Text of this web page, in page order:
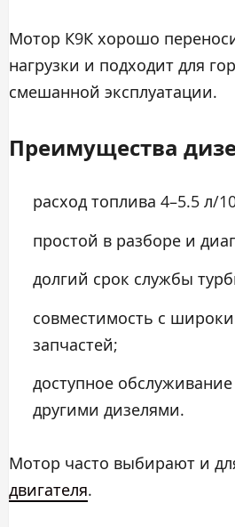
Мотор К9К хорошо
нагрузки и подходит для
смешанной эксплуатации.
Преимущества
расход топлива 4–5.5 л/
простой в разборе и
долгий срок службы
совместимость с
запчастей;
доступное
другими дизелями.
Мотор часто выбирают и
двигателя.